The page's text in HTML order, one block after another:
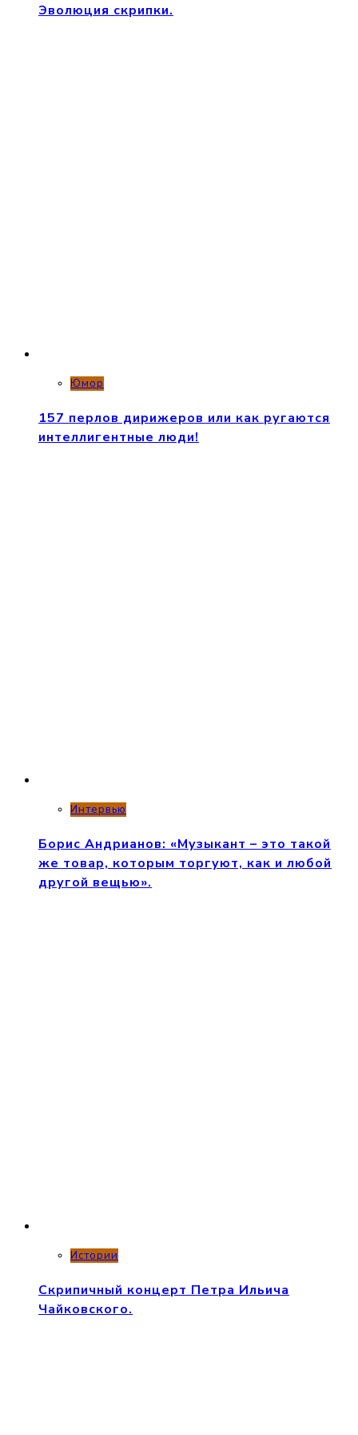
Эволюция скрипки.
Юмор
157 перлов дирижеров или как ругаются
интеллигентные люди!
Интервью
Борис Андрианов: «Музыкант – это такой
же товар, которым торгуют, как и любой
другой вещью».
Истории
Скрипичный концерт Петра Ильича
Чайковского.